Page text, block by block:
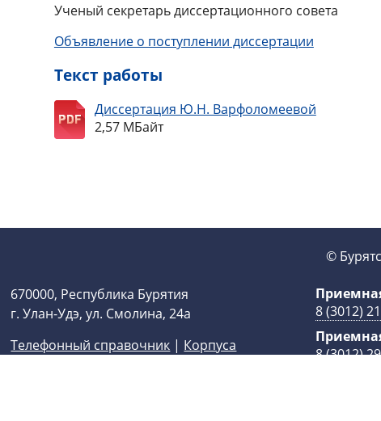
Ученый секретарь диссертационного
Объявление о поступлении диссертации
Текст работы
Диссертация Ю.Н. Варфоломеевой
2,57 МБайт
©
670000, Республика Бурятия
г. Улан-Удэ, ул. Смолина, 24а
Телефонный справочник | Корпуса
8 (3012)
8 (3012)